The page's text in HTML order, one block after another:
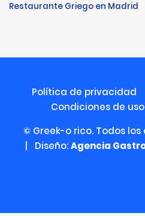
Restaurante Griego en Madrid
Política de privacidad
Condiciones de
© Greek-o rico. Todos
| Diseño:Agencia